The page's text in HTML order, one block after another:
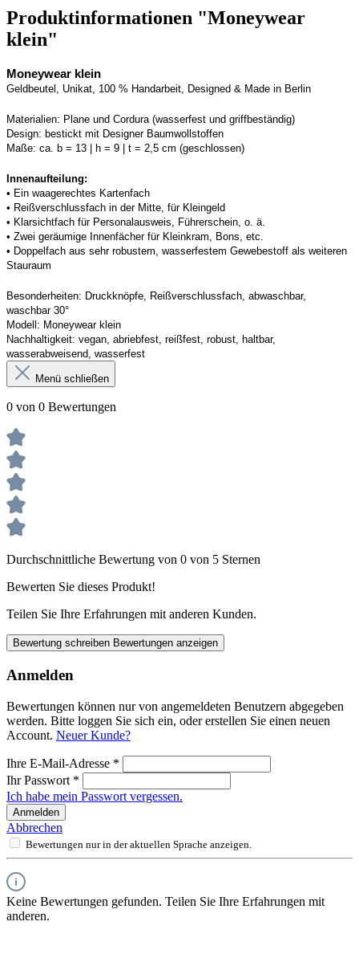
Produktinformationen "Moneywear
klein"
Moneywear klein
Geldbeutel, Unikat, 100 % Handarbeit, Designed & Made in Berlin
Materialien: Plane und Cordura (wasserfest und griffbeständig)
Design: bestickt mit Designer Baumwollstoffen
Maße: ca. b = 13 | h = 9 | t = 2,5 cm (geschlossen)
Innenaufteilung:
• Ein waagerechtes Kartenfach
• Reißverschlussfach in der Mitte, für Kleingeld
• Klarsichtfach für Personalausweis, Führerschein, o. ä.
• Zwei geräumige Innenfächer für Kleinkram, Bons, etc.
• Doppelfach aus sehr robustem, wasserfestem Gewebestoff als weiteren
Stauraum
Besonderheiten: Druckknöpfe, Reißverschlussfach, abwaschbar,
waschbar 30°
Modell: Moneywear klein
Nachhaltigkeit: vegan, abriebfest, reißfest, robust, haltbar,
wasserabweisend, wasserfest
Menü schließen
0 von 0 Bewertungen
Durchschnittliche Bewertung von 0 von 5 Sternen
Bewerten Sie dieses Produkt!
Teilen Sie Ihre Erfahrungen mit anderen Kunden.
Bewertung schreiben Bewertungen anzeigen
Anmelden
Bewertungen können nur von angemeldeten Benutzern abgegeben
werden. Bitte loggen Sie sich ein, oder erstellen Sie einen neuen
Account. Neuer Kunde?
Ihre E-Mail-Adresse *
Ihr Passwort *
Ich habe mein Passwort vergessen.
Anmelden
Abbrechen
Bewertungen nur in der aktuellen Sprache anzeigen.
Keine Bewertungen gefunden. Teilen Sie Ihre Erfahrungen mit
anderen.